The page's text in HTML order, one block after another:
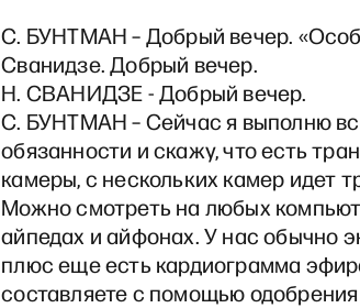
С. БУНТМАН – Добрый вечер.
Сванидзе. Добрый вечер.
Н. СВАНИДЗЕ - Добрый вечер.
С. БУНТМАН – Сейчас я выполню
обязанности и скажу, что есть
камеры, с нескольких камер идет
Можно смотреть на любых
айпедах и айфонах. У нас обычно
плюс еще есть кардиограмма
составляете с помощью